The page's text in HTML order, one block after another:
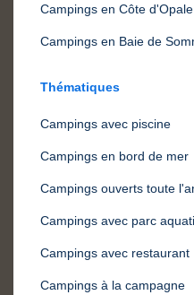
Campings en Côte d'Opale
Campings en Baie de
Thématiques
Campings avec piscine
Campings en bord de mer
Campings ouverts toute
Campings avec parc
Campings avec restaurant
Campings à la campagne